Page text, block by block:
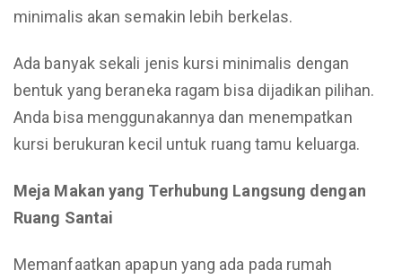
minimalis akan semakin lebih berkelas.
Ada banyak sekali jenis kursi minimalis dengan
bentuk yang beraneka ragam bisa dijadikan pilihan.
Anda bisa menggunakannya dan menempatkan
kursi berukuran kecil untuk ruang tamu keluarga.
Meja Makan yang Terhubung Langsung dengan
Ruang Santai
Memanfaatkan apapun yang ada pada rumah